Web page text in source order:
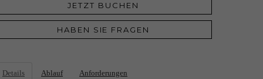
JETZT BUCHEN
HABEN SIE FRAGEN
Details Ablauf Anforderungen